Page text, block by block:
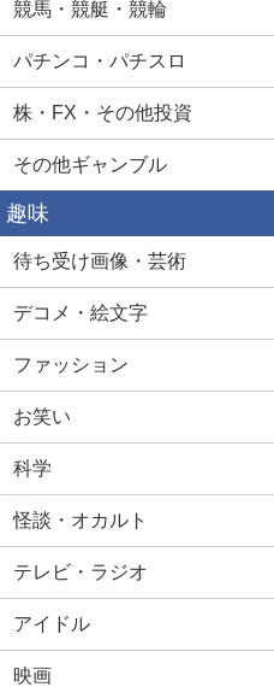
競馬・競艇・競輪
パチンコ・パチスロ
株・FX・その他投資
その他ギャンブル
趣味
待ち受け画像・芸術
デコメ・絵文字
ファッション
お笑い
科学
怪談・オカルト
テレビ・ラジオ
アイドル
映画